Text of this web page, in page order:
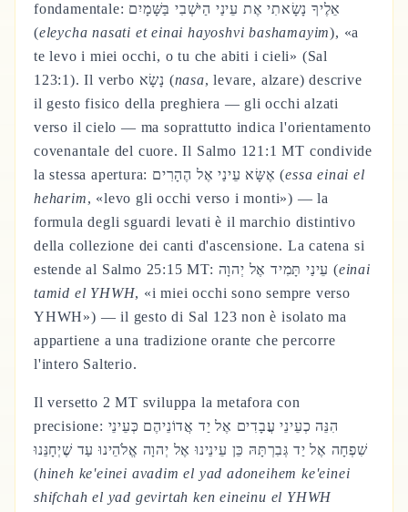
fondamentale: אֵלֶיךָ נָשָׂאתִי אֶת עֵינַי הַיֹּשְׁבִי בַּשָּׁמָיִם
(eleycha nasati et einai hayoshvi bashamayim), «a
te levo i miei occhi, o tu che abiti i cieli» (Sal
123:1). Il verbo נָשָׂא (nasa, levare, alzare) descrive
il gesto fisico della preghiera — gli occhi alzati
verso il cielo — ma soprattutto indica l'orientamento
covenantale del cuore. Il Salmo 121:1 MT condivide
la stessa apertura: אֶשָּׂא עֵינַי אֶל הֶהָרִים (essa einai el
heharim, «levo gli occhi verso i monti») — la
formula degli sguardi levati è il marchio distintivo
della collezione dei canti d'ascensione. La catena si
estende al Salmo 25:15 MT: עֵינַי תָּמִיד אֶל יְהוָה (einai
tamid el YHWH, «i miei occhi sono sempre verso
YHWH») — il gesto di Sal 123 non è isolato ma
appartiene a una tradizione orante che percorre
l'intero Salterio.
Il versetto 2 MT sviluppa la metafora con
precisione: הִנֵּה כְעֵינֵי עֲבָדִים אֶל יַד אֲדוֹנֵיהֶם כְּעֵינֵי
שִׁפְחָה אֶל יַד גְּבִרְתָּהּ כֵּן עֵינֵינוּ אֶל יְהוָה אֱלֹהֵינוּ עַד שֶׁיְחָנֵּנוּ
(hineh ke'einei avadim el yad adoneihem ke'einei
shifchah el yad gevirtah ken eineinu el YHWH